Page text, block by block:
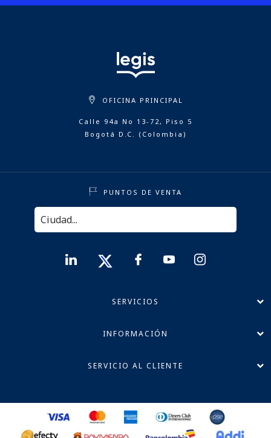
OFICINA PRINCIPAL
Calle 94a No 13-72, Piso 5
Bogotá D.C. (Colombia)
PUNTOS DE VENTA
SERVICIOS
INFORMACIÓN
SERVICIO AL CLIENTE